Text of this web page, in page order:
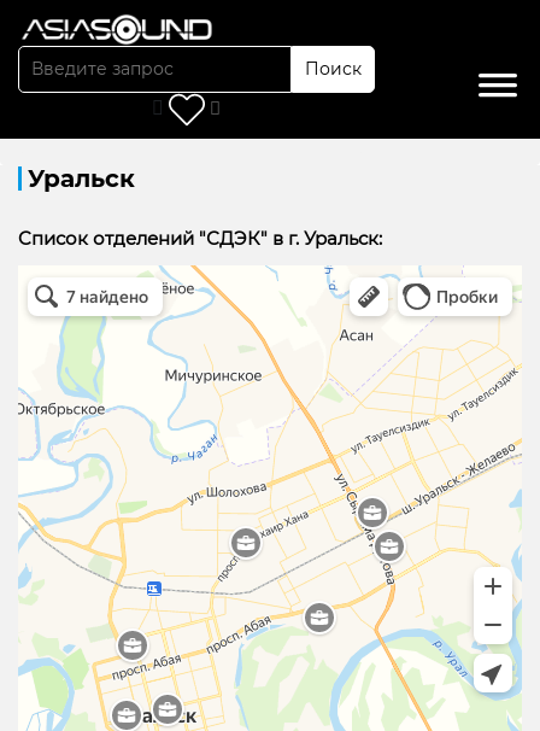
Поиск
Доставка
Уральск
Cписок отделений "СДЭК" в г. Уральск:
точки сдэк Уральск в Уральске
Уральск